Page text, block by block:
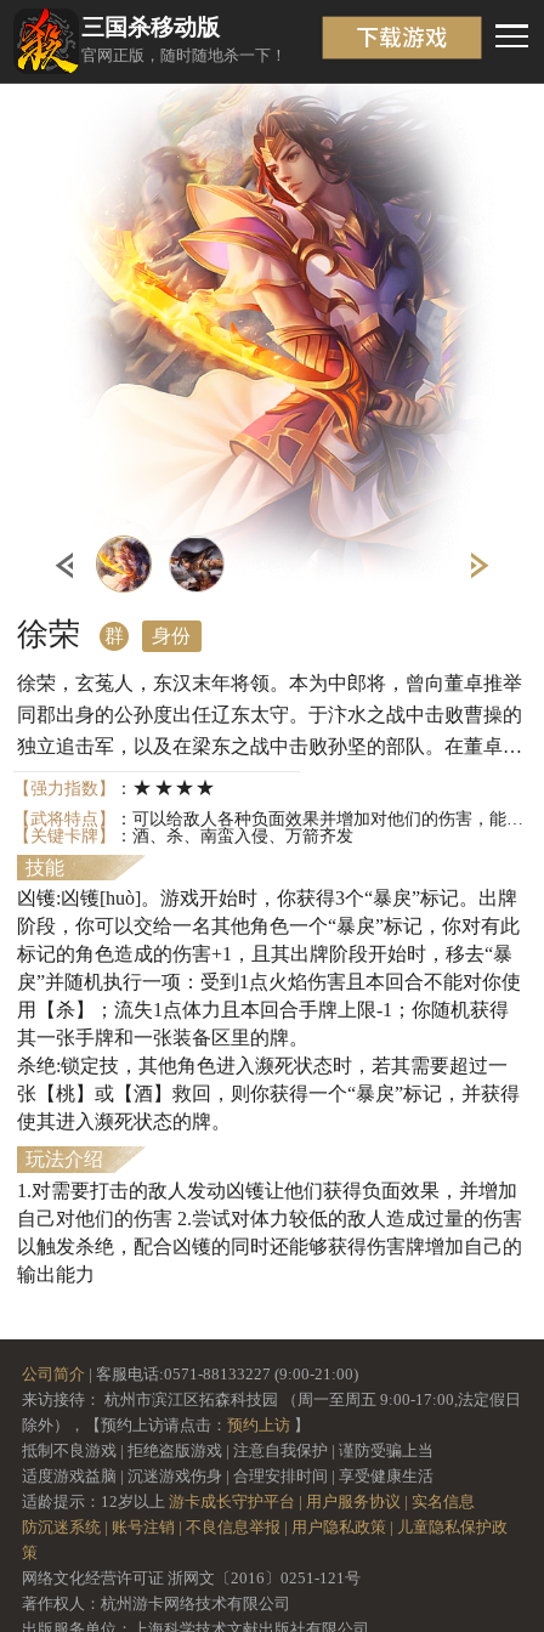
三国杀移动版
官网正版，随时随地杀一下！
返回
徐荣 群 身份
徐荣，玄菟人，东汉末年将领。本为中郎将，曾向董卓推举
同郡出身的公孙度出任辽东太守。于汴水之战中击败曹操的
独立追击军，以及在梁东之战中击败孙坚的部队。在董卓死
后，受司徒王允的命令与李傕、郭汜交战，因部将胡轸投
降，寡不敌众，于新丰之战被击败，战死在乱军之中。
【强力指数】 ： ★★★★
【武将特点】
：可以给敌人各种负面效果并增加对他们的伤害，能获得让其他角色受过量伤害而亡的牌。
【关键卡牌】
：酒、杀、南蛮入侵、万箭齐发
技能
凶镬:凶镬[huò]。游戏开始时，你获得3个“暴戾”标记。出牌
阶段，你可以交给一名其他角色一个“暴戾”标记，你对有此
标记的角色造成的伤害+1，且其出牌阶段开始时，移去“暴
戾”并随机执行一项：受到1点火焰伤害且本回合不能对你使
用【杀】；流失1点体力且本回合手牌上限-1；你随机获得
其一张手牌和一张装备区里的牌。
杀绝:锁定技，其他角色进入濒死状态时，若其需要超过一
张【桃】或【酒】救回，则你获得一个“暴戾”标记，并获得
使其进入濒死状态的牌。
玩法介绍
1.对需要打击的敌人发动凶镬让他们获得负面效果，并增加
自己对他们的伤害 2.尝试对体力较低的敌人造成过量的伤害
以触发杀绝，配合凶镬的同时还能够获得伤害牌增加自己的
输出能力
公司简介 | 客服电话:0571-88133227 (9:00-21:00)
来访接待： 杭州市滨江区拓森科技园 （周一至周五 9:00-17:00,法定假日
除外），【预约上访请点击： 预约上访】
抵制不良游戏 | 拒绝盗版游戏 | 注意自我保护 | 谨防受骗上当
适度游戏益脑 | 沉迷游戏伤身 | 合理安排时间 | 享受健康生活
适龄提示：12岁以上 游卡成长守护平台 | 用户服务协议 | 实名信息
防沉迷系统 | 账号注销 | 不良信息举报 | 用户隐私政策 | 儿童隐私保护政
策
网络文化经营许可证 浙网文〔2016〕0251-121号
著作权人：杭州游卡网络技术有限公司